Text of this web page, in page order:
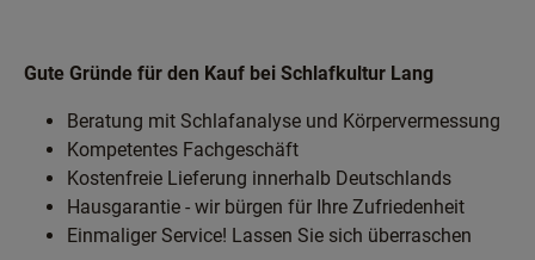
Gute Gründe für den Kauf bei Schlafkultur Lang
Beratung mit Schlafanalyse und Körpervermessung
Kompetentes Fachgeschäft
Kostenfreie Lieferung innerhalb Deutschlands
Hausgarantie - wir bürgen für Ihre Zufriedenheit
Einmaliger Service! Lassen Sie sich überraschen